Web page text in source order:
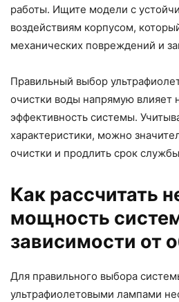
работы. Ищите модели с
воздействиям корпусом,
механических повреждений и
Правильный выбор
очистки воды напрямую влияет
эффективность системы.
характеристики, можно
очистки и продлить срок
Как рассчитать
мощность
зависимости от
Для правильного выбора
ультрафиолетовыми лампами